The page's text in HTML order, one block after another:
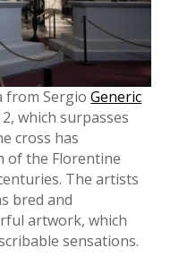
from SergioGeneric
which surpasses
cross has
of the Florentine
The artists
bred and
artwork, which
sensations.